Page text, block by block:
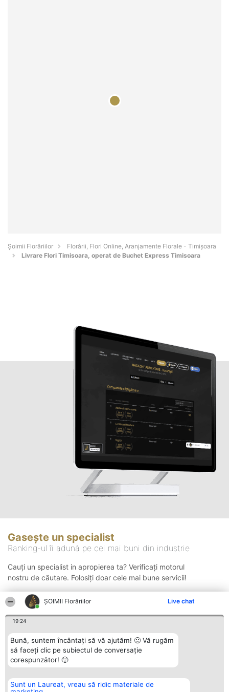
ȘOIMII Florăriilor Live chat
19:24
Bună, suntem încântați să vă ajutăm! 🙂 Vă rugăm
să faceți clic pe subiectul de conversație
corespunzător! 🙂
Sunt un Laureat, vreau să ridic materiale de
Șoimii Florăriilor
Florării, Flori Online, Aranjamente Florale - Timişoara
Livrare Flori Timisoara, operat de Buchet Express Timisoara
Gasește un specialist
Ranking-ul îi adună pe cei mai buni din industrie
Cauți un specialist in apropierea ta? Verificați motorul
nostru de căutare. Folosiți doar cele mai bune servicii!
Organizator Ranking Plebiscyt Contact